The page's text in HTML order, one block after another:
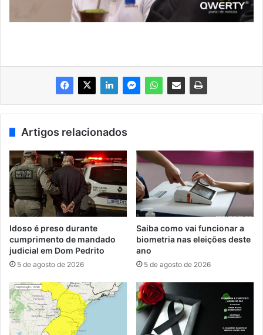
Artigos relacionados
Idoso é preso durante
cumprimento de mandado
judicial em Dom Pedrito
5 de agosto de 2026
Saiba como vai funcionar a
biometria nas eleições deste
ano
5 de agosto de 2026